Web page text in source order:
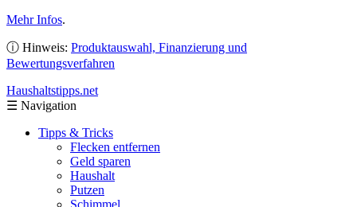
Mehr Infos.
ⓘ Hinweis: Produktauswahl, Finanzierung und
Bewertungsverfahren
Haushaltstipps.net
☰ Navigation
Tipps & Tricks
Flecken entfernen
Geld sparen
Haushalt
Putzen
Schimmel